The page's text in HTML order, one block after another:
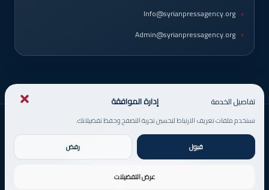
تفاصيل الخدمة إدارة الموافقة
نستخدم ملفات تعريف الارتباط لتحسين تجربة التصفح وحفظ تفضيلاتك.
قبول رفض
عرض التفضيلات
Info@syrianpressagency.org
Admin@syrianpressagency.org
© حقوق النشر 2026، جميع الحقوق محفوظة
صُمم من قبل
فيسبوك
X يوتيوب